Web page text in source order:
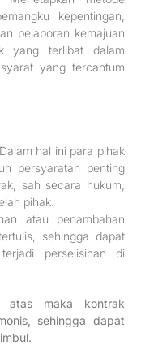
kepentingan,
pelaporan kemajuan
yang terlibat dalam
yang tercantum
Dalam hal ini para pihak
persyaratan penting
sah secara hukum,
pihak.
atau penambahan
sehingga dapat
perselisihan di
atas maka kontrak
sehingga dapat